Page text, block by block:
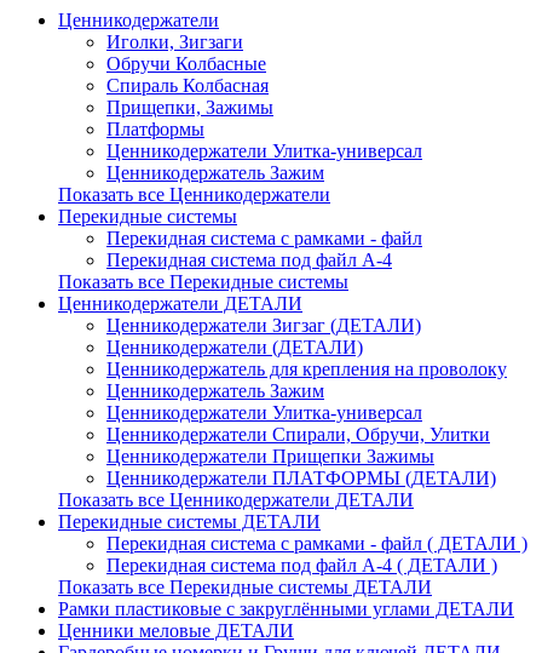
Ценникодержатели
Иголки, Зигзаги
Обручи Колбасные
Cпираль Колбасная
Прищепки, Зажимы
Платформы
Ценникодержатели Улитка-универсал
Ценникодержатель Зажим
Показать все Ценникодержатели
Перекидные системы
Перекидная система с рамками - файл
Перекидная система под файл А-4
Показать все Перекидные системы
Ценникодержатели ДЕТАЛИ
Ценникодержатели Зигзаг (ДЕТАЛИ)
Ценникодержатели (ДЕТАЛИ)
Ценникодержатель для крепления на проволоку
Ценникодержатель Зажим
Ценникодержатели Улитка-универсал
Ценникодержатели Спирали, Обручи, Улитки
Ценникодержатели Прищепки Зажимы
Ценникодержатели ПЛАТФОРМЫ (ДЕТАЛИ)
Показать все Ценникодержатели ДЕТАЛИ
Перекидные системы ДЕТАЛИ
Перекидная система с рамками - файл ( ДЕТАЛИ )
Перекидная система под файл А-4 ( ДЕТАЛИ )
Показать все Перекидные системы ДЕТАЛИ
Рамки пластиковые c закруглёнными углами ДЕТАЛИ
Ценники меловые ДЕТАЛИ